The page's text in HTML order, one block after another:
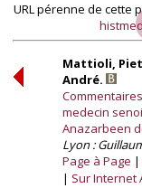
URL pérenne de cette
Mattioli,
André.
medecin
Anazarbeen
Lyon :
Page à Page
Sur Internet